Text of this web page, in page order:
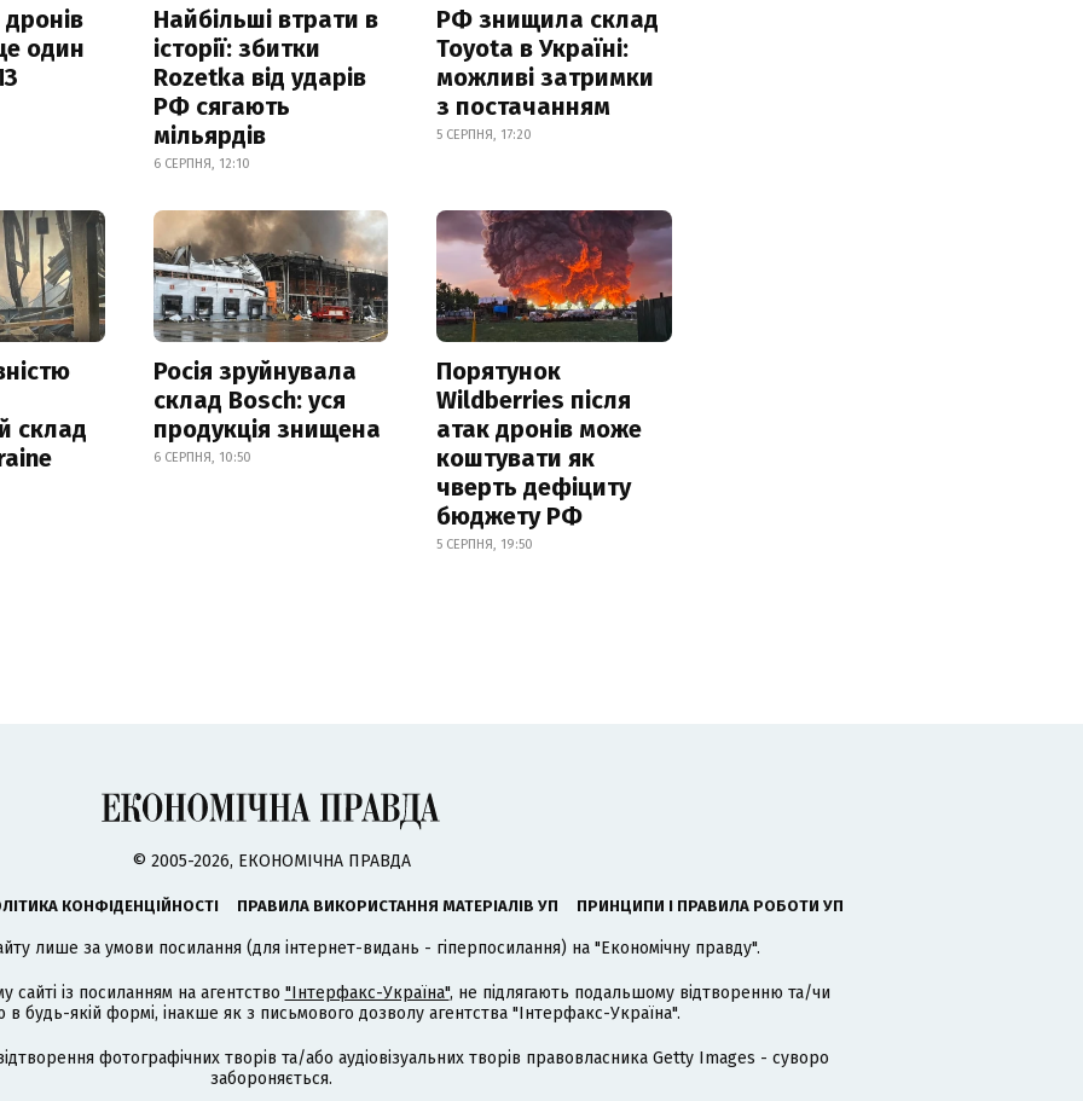
один
Найбільші втрати в
історії: збитки
Rozetka від ударів
РФ сягають
мільярдів
6 СЕРПНЯ, 12:10
РФ знищила склад
Toyota в Україні:
можливі затримки
з постачанням
5 СЕРПНЯ, 17:20
склад
Росія зруйнувала
склад Bosch: уся
продукція знищена
6 СЕРПНЯ, 10:50
Порятунок
Wildberries після
атак дронів може
коштувати як
чверть дефіциту
бюджету РФ
5 СЕРПНЯ, 19:50
© 2005-2026, ЕКОНОМІЧНА ПРАВДА
КОНФІДЕНЦІЙНОСТІ ПРАВИЛА ВИКОРИСТАННЯ МАТЕРІАЛІВ УП ПРИНЦИПИ І ПРАВИЛА РОБОТИ УП
лише за умови посилання (для інтернет-видань - гіперпосилання) на "Економічну правду".
сайті із посиланням на агентство "Інтерфакс-Україна", не підлягають подальшому відтворенню та/чи
будь-якій формі, інакше як з письмового дозволу агентства "Інтерфакс-Україна".
фотографічних творів та/або аудіовізуальних творів правовласника Getty Images - суворо
забороняється.